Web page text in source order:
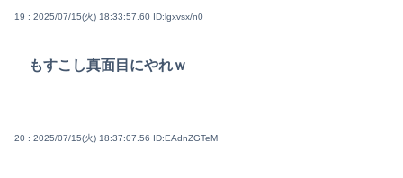
19 : 2025/07/15(火) 18:33:57.60 ID:lgxvsx/n0
もすこし真面目にやれｗ
20 : 2025/07/15(火) 18:37:07.56 ID:EAdnZGTeM